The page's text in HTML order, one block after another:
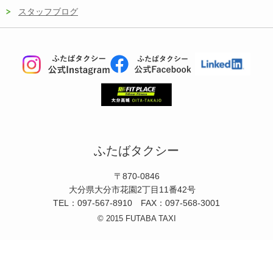
スタッフブログ
ふたばタクシー
〒870-0846
大分県大分市花園2丁目11番42号
TEL：097-567-8910 FAX：097-568-3001
© 2015 FUTABA TAXI